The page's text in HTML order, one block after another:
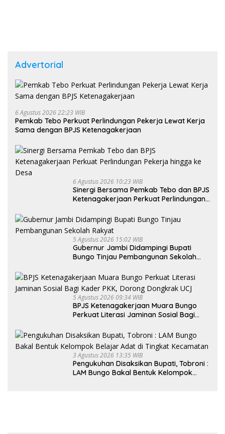
Advertorial
6 Agustus 2026 22:23 WIB
Pemkab Tebo Perkuat Perlindungan Pekerja Lewat Kerja
Sama dengan BPJS Ketenagakerjaan
6 Agustus 2026 10:23 WIB
Sinergi Bersama Pemkab Tebo dan BPJS
Ketenagakerjaan Perkuat Perlindungan
5 Agustus 2026 15:02 WIB
Gubernur Jambi Didampingi Bupati
Bungo Tinjau Pembangunan Sekolah
5 Agustus 2026 09:34 WIB
BPJS Ketenagakerjaan Muara Bungo
Perkuat Literasi Jaminan Sosial Bagi
3 Agustus 2026 13:35 WIB
Pengukuhan Disaksikan Bupati, Tobroni :
LAM Bungo Bakal Bentuk Kelompok